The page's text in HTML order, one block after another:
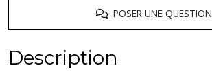
POSER UNE QUESTION
Description